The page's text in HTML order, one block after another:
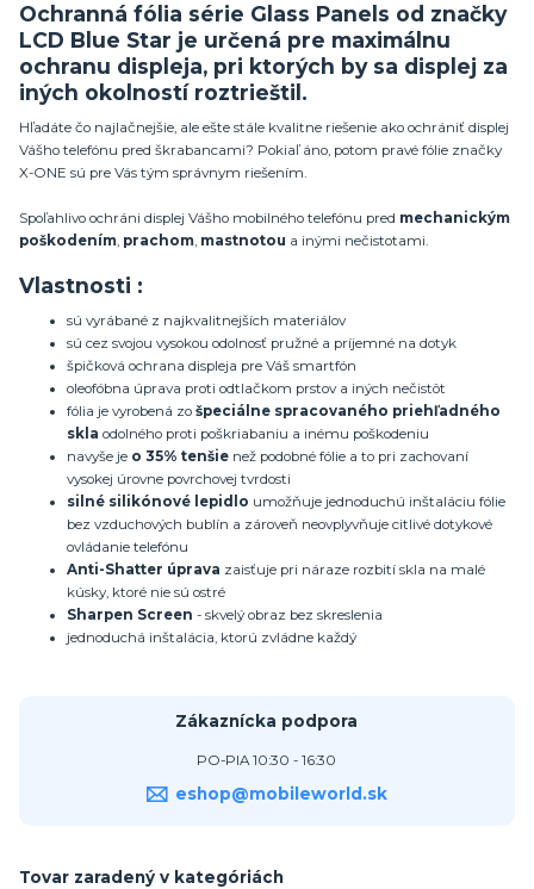
Ochranná fólia série Glass Panels od značky
LCD Blue Star je určená pre maximálnu
ochranu displeja, pri ktorých by sa displej za
iných okolností roztrieštil.
Hľadáte čo najlačnejšie, ale ešte stále kvalitne riešenie ako ochrániť displej
Vášho telefónu pred škrabancami? Pokiaľ áno, potom pravé fólie značky
X-ONE sú pre Vás tým správnym riešením.
Spoľahlivo ochráni displej Vášho mobilného telefónu pred mechanickým
poškodením, prachom, mastnotou a inými nečistotami.
Vlastnosti :
sú vyrábané z najkvalitnejších materiálov
sú cez svojou vysokou odolnosť pružné a príjemné na dotyk
špičková ochrana displeja pre Váš smartfón
oleofóbna úprava proti odtlačkom prstov a iných nečistôt
fólia je vyrobená zo špeciálne spracovaného priehľadného
skla odolného proti poškriabaniu a inému poškodeniu
navyše je o 35% tenšie než podobné fólie a to pri zachovaní
vysokej úrovne povrchovej tvrdosti
silné silikónové lepidlo umožňuje jednoduchú inštaláciu fólie
bez vzduchových bublín a zároveň neovplyvňuje citlivé dotykové
ovládanie telefónu
Anti-Shatter úprava zaisťuje pri náraze rozbití skla na malé
kúsky, ktoré nie sú ostré
Sharpen Screen - skvelý obraz bez skreslenia
jednoduchá inštalácia, ktorú zvládne každý
Zákaznícka podpora
PO-PIA 10:30 - 16:30
eshop@mobileworld.sk
Tovar zaradený v kategóriách